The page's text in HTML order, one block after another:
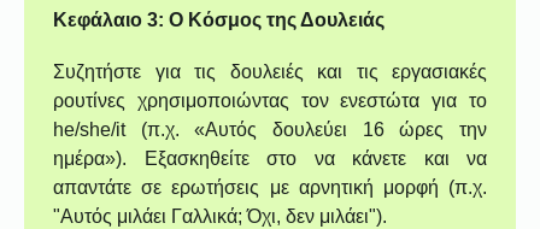
Κεφάλαιο 3: Ο Κόσμος της Δουλειάς
Συζητήστε για τις δουλειές και τις εργασιακές
ρουτίνες χρησιμοποιώντας τον ενεστώτα για το
he/she/it (π.χ. «Αυτός δουλεύει 16 ώρες την
ημέρα»). Εξασκηθείτε στο να κάνετε και να
απαντάτε σε ερωτήσεις με αρνητική μορφή (π.χ.
"Αυτός μιλάει Γαλλικά; Όχι, δεν μιλάει").